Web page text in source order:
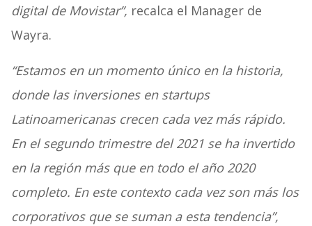
digital de Movistar”, recalca el Manager de
Wayra.
“Estamos en un momento único en la historia,
donde las inversiones en startups
Latinoamericanas crecen cada vez más rápido.
En el segundo trimestre del 2021 se ha invertido
en la región más que en todo el año 2020
completo. En este contexto cada vez son más los
corporativos que se suman a esta tendencia”,